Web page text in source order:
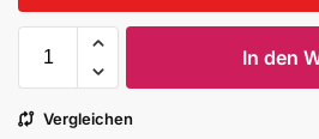
In den
Vergleichen